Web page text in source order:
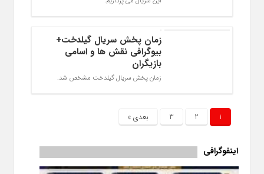
زمان پخش سریال گیلدخت+
بیوگرافی نقش ها و اسامی
بازیگران
زمان پخش سریال گیلدخت مشخص شد.
1
2
3 بعدی »
اینفوگرافی